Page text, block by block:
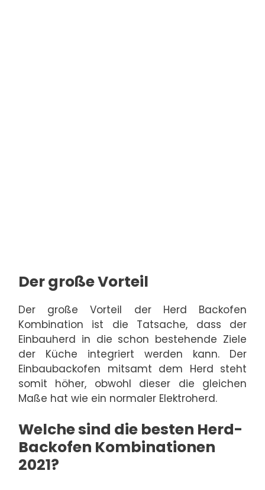
Der große Vorteil
Der große Vorteil der Herd Backofen
Kombination ist die Tatsache, dass der
Einbauherd in die schon bestehende Ziele
der Küche integriert werden kann. Der
Einbaubackofen mitsamt dem Herd steht
somit höher, obwohl dieser die gleichen
Maße hat wie ein normaler Elektroherd.
Welche sind die besten Herd-
Backofen Kombinationen
2021?